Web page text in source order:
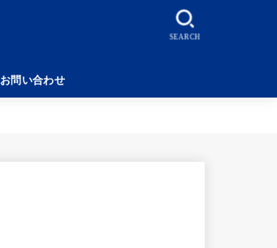
お問い合わせ
SEARCH